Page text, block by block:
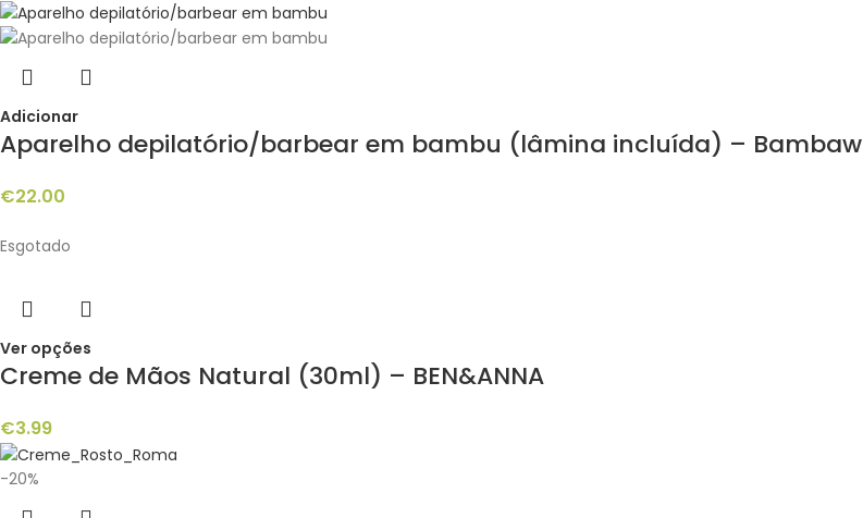
Adicionar
Aparelho depilatório/barbear em bambu (lâmina incluída) – Bambaw
€22.00
Esgotado
Ver opções
Creme de Mãos Natural (30ml) – BEN&ANNA
€3.99
-20%